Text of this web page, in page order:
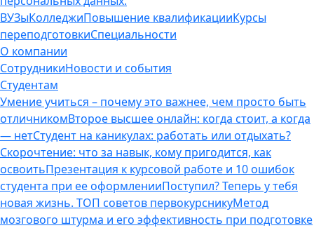
ВУЗыКолледжиПовышение квалификацииКурсы
переподготовкиСпециальности
О компании
СотрудникиНовости и события
Студентам
Умение учиться – почему это важнее, чем просто быть
отличникомВторое высшее онлайн: когда стоит, а когда
— нетСтудент на каникулах: работать или отдыхать?
Скорочтение: что за навык, кому пригодится, как
освоитьПрезентация к курсовой работе и 10 ошибок
студента при ее оформленииПоступил? Теперь у тебя
новая жизнь. ТОП советов первокурсникуМетод
мозгового штурма и его эффективность при подготовке